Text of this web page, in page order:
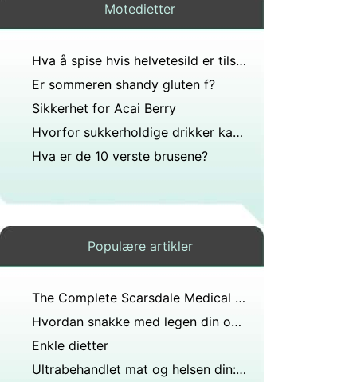
Motedietter
Hva å spise hvis helvetesild er tilstede?
Er sommeren shandy gluten f?
Sikkerhet for Acai Berry
Hvorfor sukkerholdige drikker kan være den usunneste maten som finnes
Hva er de 10 verste brusene?
Populære artikler
The Complete Scarsdale Medical Diet
Hvordan snakke med legen din om kosthold
Enkle dietter
Ultrabehandlet mat og helsen din:Hva du bør vite